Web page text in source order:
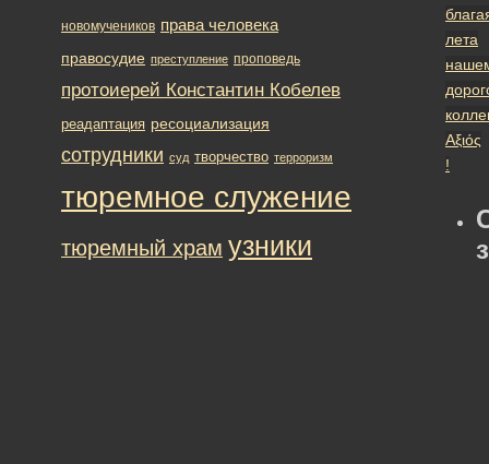
лета
Αξιός
!
новомучеников права человека
правосудие преступление проповедь
протоиерей Константин Кобелев
реадаптация ресоциализация
сотрудники суд творчество терроризм
тюремное служение
тюремный храм узники